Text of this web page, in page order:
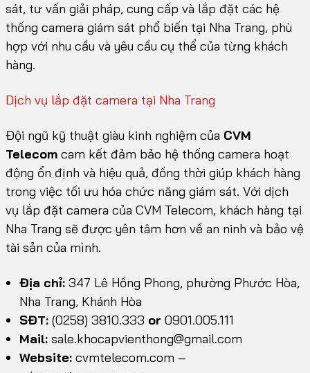
sát, tư vấn giải pháp, cung cấp và lắp đặt các hệ
thống camera giám sát phổ biến tại Nha Trang, phù
hợp với nhu cầu và yêu cầu cụ thể của từng khách
hàng.
Dịch vụ lắp đặt camera tại Nha Trang
Đội ngũ kỹ thuật giàu kinh nghiệm của CVM
Telecom cam kết đảm bảo hệ thống camera hoạt
động ổn định và hiệu quả, đồng thời giúp khách hàng
trong việc tối ưu hóa chức năng giám sát. Với dịch
vụ lắp đặt camera của CVM Telecom, khách hàng tại
Nha Trang sẽ được yên tâm hơn về an ninh và bảo vệ
tài sản của mình.
Địa chỉ: 347 Lê Hồng Phong, phường Phước Hòa,
Nha Trang, Khánh Hòa
SĐT: (0258) 3810.333 or 0901.005.111
Mail: sale.khocapvienthong@gmail.com
Website: cvmtelecom.com –